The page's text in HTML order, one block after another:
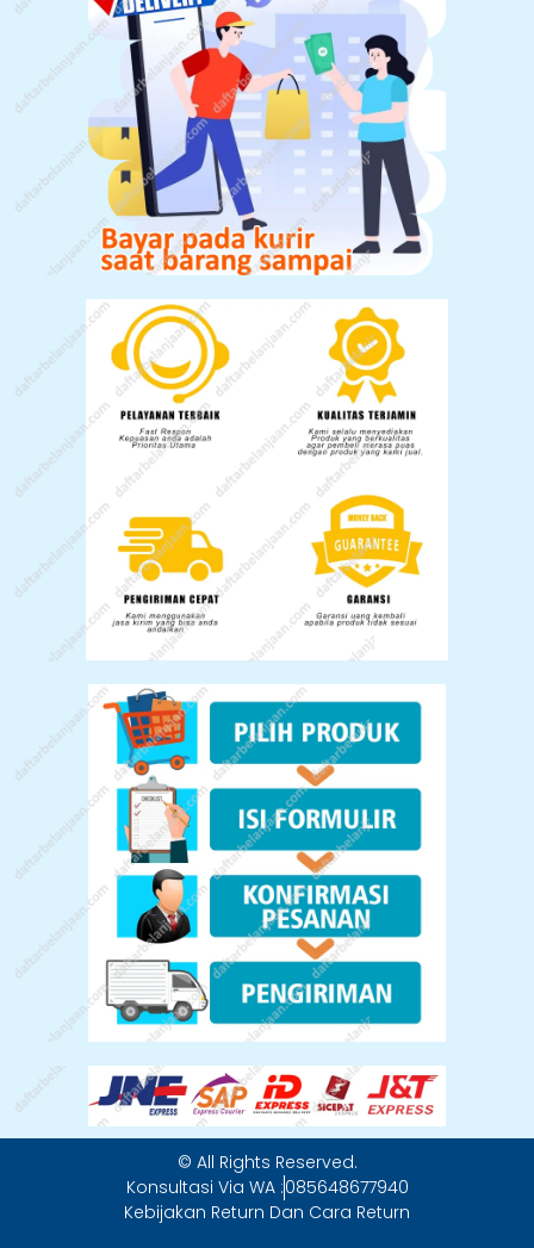
© All Rights Reserved.
Konsultasi Via WA :085648677940
Kebijakan Return Dan Cara Return